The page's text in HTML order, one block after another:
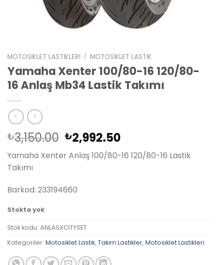
MOTOSIKLET LASTIKLERI / MOTOSIKLET LASTIK
Yamaha Xenter 100/80-16 120/80-
16 Anlaş Mb34 Lastik Takımı
₺3,150.00 Orijinal
fiyat:
₺3,150.00.
₺2,992.50Şu
andaki
fiyat:
Yamaha Xenter Anlaş 100/80-16 120/80-16 Lastik
Takımı
Barkod: 233194660
Stokta yok
Stok kodu: ANLASXCITYSET
Kategoriler: Motosiklet Lastik, Takım Lastikler, Motosiklet Lastikleri